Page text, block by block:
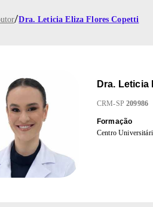
/Dra. Leticia Eliza Flores Copetti
Dra. Leticia
CRM-SP 209986
Formação
Centro